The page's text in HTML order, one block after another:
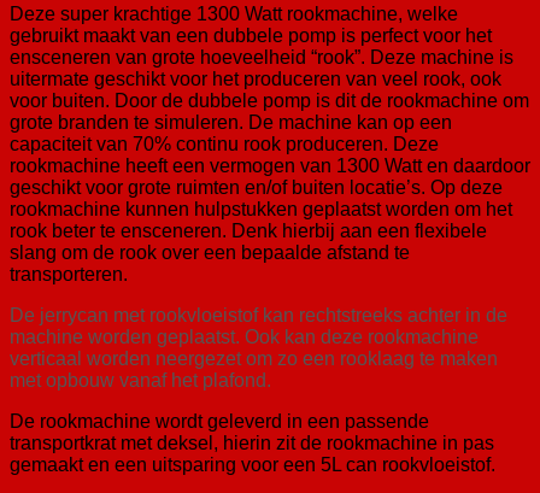
Deze super krachtige 1300 Watt rookmachine, welke
gebruikt maakt van een dubbele pomp is perfect voor het
ensceneren van grote hoeveelheid “rook”. Deze machine is
uitermate geschikt voor het produceren van veel rook, ook
voor buiten. Door de dubbele pomp is dit de rookmachine om
grote branden te simuleren. De machine kan op een
capaciteit van 70% continu rook produceren. Deze
rookmachine heeft een vermogen van 1300 Watt en daardoor
geschikt voor grote ruimten en/of buiten locatie’s. Op deze
rookmachine kunnen hulpstukken geplaatst worden om het
rook beter te ensceneren. Denk hierbij aan een flexibele
slang om de rook over een bepaalde afstand te
transporteren.
De jerrycan met rookvloeistof kan rechtstreeks achter in de
machine worden geplaatst. Ook kan deze rookmachine
verticaal worden neergezet om zo een rooklaag te maken
met opbouw vanaf het plafond.
De rookmachine wordt geleverd in een passende
transportkrat met deksel, hierin zit de rookmachine in pas
gemaakt en een uitsparing voor een 5L can rookvloeistof.